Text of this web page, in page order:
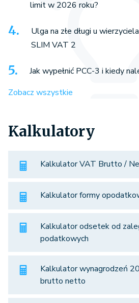
limit w 2026 roku?
Ulga na złe długi u
SLIM VAT 2
Jak wypełnić PCC-3 i kiedy
Zobacz wszystkie
Kalkulatory
Kalkulator VAT Brutto /
Kalkulator formy
Kalkulator odsetek od
podatkowych
Kalkulator wynagrodzeń
brutto netto